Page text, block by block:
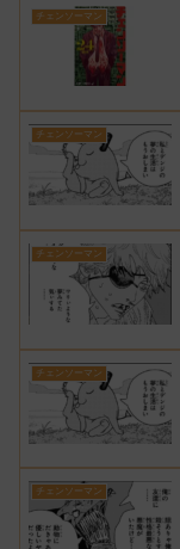
チェンソーマン
チェンソーマン
チェンソーマン
チェンソーマン
チェンソーマン